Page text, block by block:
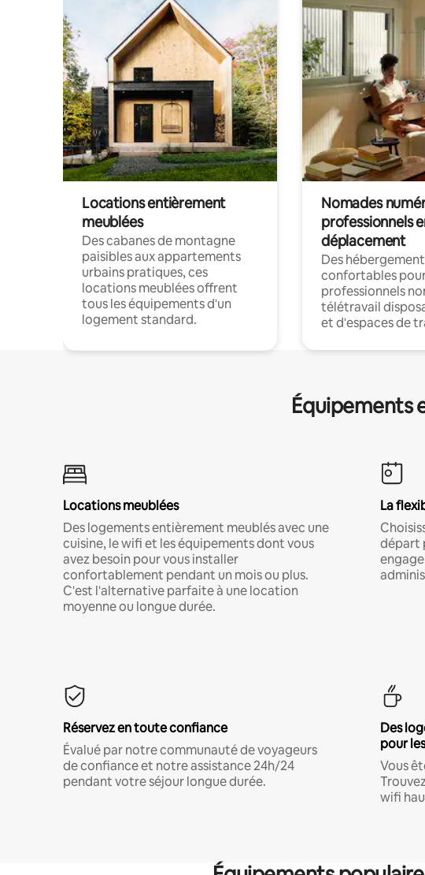
Locations entièrement
meublées
Des cabanes de montagne
paisibles aux appartements
urbains pratiques, ces
locations meublées offrent
tous les équipements d'un
logement standard.
Nomades
professionnels
déplacement
Des
confortables
professionnels
télétravail
et d'espaces de
Équipements
Locations meublées
Des logements entièrement meublés avec une
cuisine, le wifi et les équipements dont vous
avez besoin pour vous installer
confortablement pendant un mois ou plus.
C'est l'alternative parfaite à une location
moyenne ou longue durée.
La
départ
Réservez en toute confiance
Évalué par notre communauté de voyageurs
de confiance et notre assistance 24h/24
pendant votre séjour longue durée.
Des
pour
Vous
wifi